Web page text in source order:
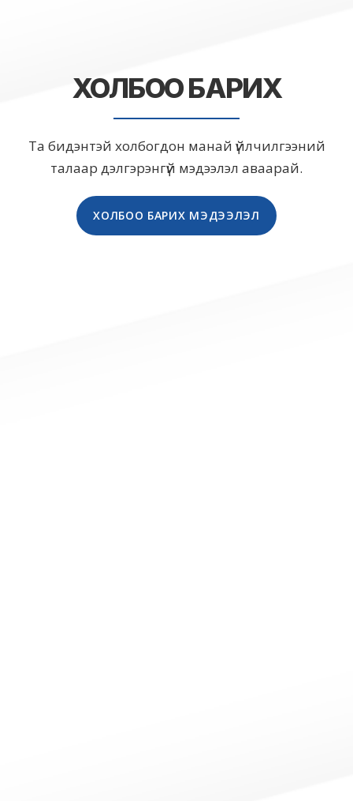
ХОЛБОО БАРИХ
Та бидэнтэй холбогдон манай үйлчилгээний
талаар дэлгэрэнгүй мэдээлэл аваарай.
ХОЛБОО БАРИХ МЭДЭЭЛЭЛ